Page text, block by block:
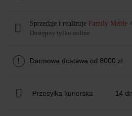
Sprzedaje i realizuje Family Meble
Dostępny tylko online
! Darmowa dostawa od 8000 zł
Przesyłka kurierska 14